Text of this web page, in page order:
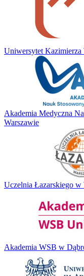
Uniwersytet
Akademia Medyczna
Warszawie
Uczelnia Łazarskiego w
Akademia WSB w